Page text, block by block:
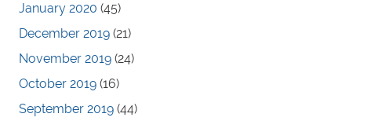
January 2020 (45)
December 2019 (21)
November 2019 (24)
October 2019 (16)
September 2019 (44)